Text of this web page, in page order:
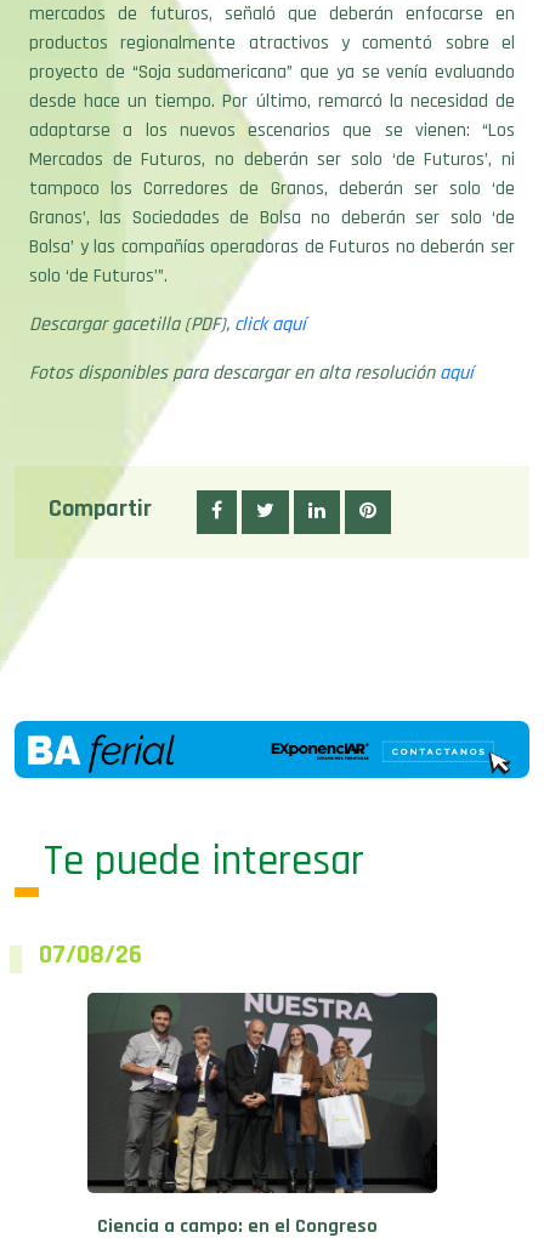
mercados de futuros, señaló que deberán enfocarse en
productos regionalmente atractivos y comentó sobre el
proyecto de “Soja sudamericana” que ya se venía evaluando
desde hace un tiempo. Por último, remarcó la necesidad de
adaptarse a los nuevos escenarios que se vienen: “Los
Mercados de Futuros, no deberán ser solo ‘de Futuros’, ni
tampoco los Corredores de Granos, deberán ser solo ‘de
Granos’, las Sociedades de Bolsa no deberán ser solo ‘de
Bolsa’ y las compañías operadoras de Futuros no deberán ser
solo ‘de Futuros’”.
Descargar gacetilla (PDF), click aquí
Fotos disponibles para descargar en alta resoluciónaquí
Compartir
Te puede interesar
07/08/26
Ciencia a campo: en el Congreso